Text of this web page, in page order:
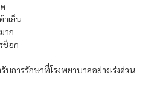
าเย็น
าก
ช็อก
บการรักษาที่โรงพยาบาลอย่างเร่งด่วน